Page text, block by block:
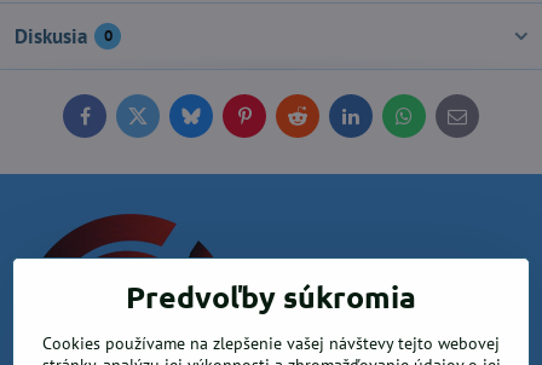
Diskusia 0
FacebookTwitterBlueskyPinterestReddit LinkedInWhatsApp
E-
mail
Predvoľby súkromia
Cookies používame na zlepšenie vašej návštevy tejto webovej